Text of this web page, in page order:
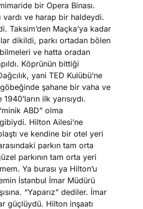
bir Opera Binası.
vardı ve harap bir haldeydi.
Taksim’den Maçka’ya kadar
dikildi, parkı ortadan bölen
ve hatta oradan
Köprünün bittiği
yani TED Kulübü’ne
şahane bir vaha ve
ilk yarısıydı.
ABD” olma
Hilton Ailesi’ne
ve kendine bir otel yeri
parkın tam orta
parkının tam orta yeri
Ya burası ya Hilton’u
İstanbul İmar Müdürü
“Yaparız” dediler. İmar
güçlüydü. Hilton inşaatı